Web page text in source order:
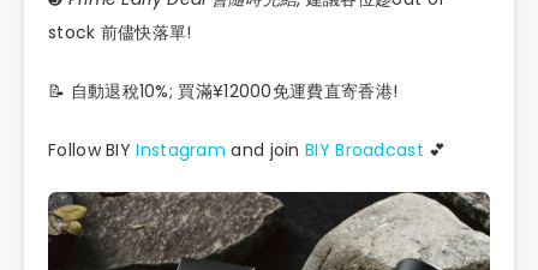
stock 前儘快落單!
📝 自動退稅10%; 買滿¥12000免運費直寄香港!
Follow BIYInstagram and joinBIY Broadcast 💕